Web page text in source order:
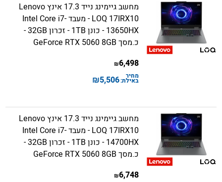
מחשב גיימינג נייד 17.3 אינץ Lenovo
LOQ 17IRX10 - מעבד Intel Core i7-
13650HX - כונן 1TB - זכרון 32GB -
כ.מסך GeForce RTX 5060 8GB
6,498
₪
מחיר
באילת:5,506
₪
מחשב גיימינג נייד 17.3 אינץ Lenovo
LOQ 17IRX10 - מעבד Intel Core i7-
14700HX - כונן 1TB - זכרון 32GB -
כ.מסך GeForce RTX 5060 8GB
6,748
₪